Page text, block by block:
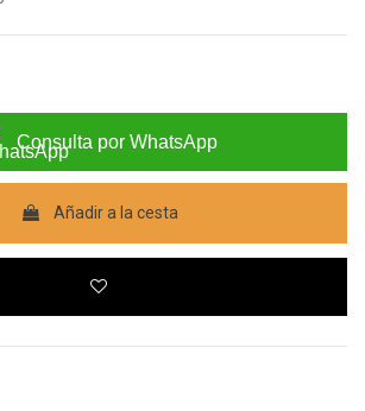
Consulta por WhatsApp
Añadir a la cesta